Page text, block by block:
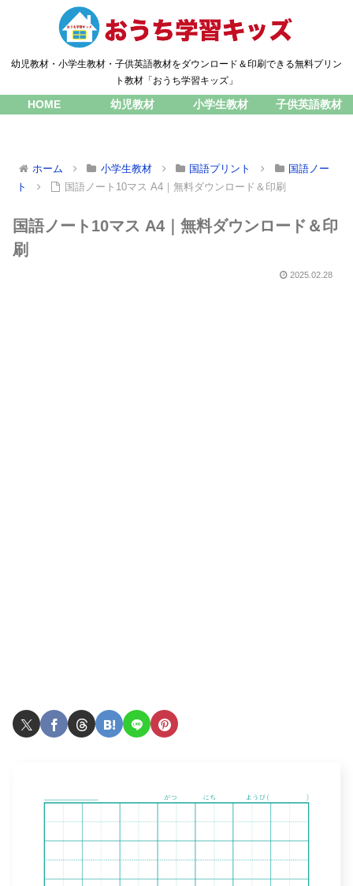
幼児教材・小学生教材・子供英語教材をダウンロード＆印刷できる無料プリン
ト教材「おうち学習キッズ」
HOME 幼児教材 小学生教材 子供英語教材
ホーム 小学生教材 国語プリント
国語ノー
ト
国語ノート10マス A4｜無料ダウンロード＆印刷
国語ノート10マス A4｜無料ダウンロード＆印
刷
2025.02.28